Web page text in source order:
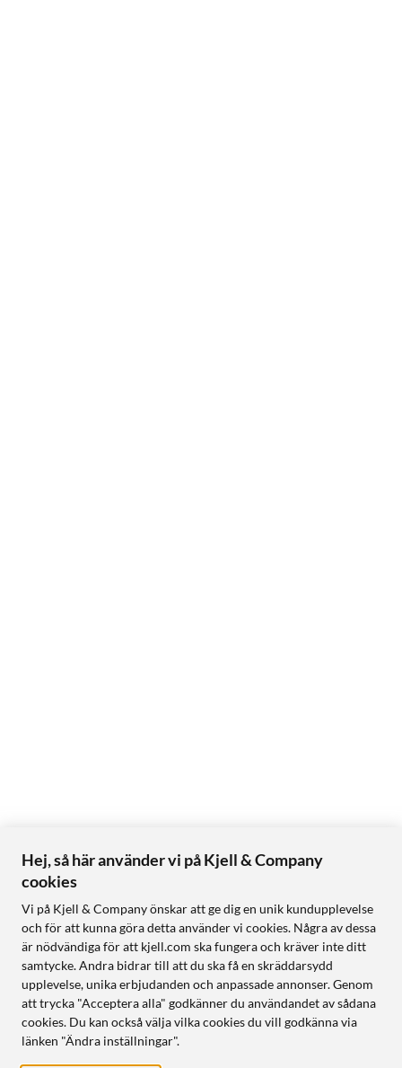
Hej, så här använder vi på Kjell & Company
cookies
Vi på Kjell & Company önskar att ge dig en unik kundupplevelse
och för att kunna göra detta använder vi cookies. Några av dessa
är nödvändiga för att kjell.com ska fungera och kräver inte ditt
samtycke. Andra bidrar till att du ska få en skräddarsydd
upplevelse, unika erbjudanden och anpassade annonser. Genom
att trycka "Acceptera alla" godkänner du användandet av sådana
cookies. Du kan också välja vilka cookies du vill godkänna via
länken "Ändra inställningar".